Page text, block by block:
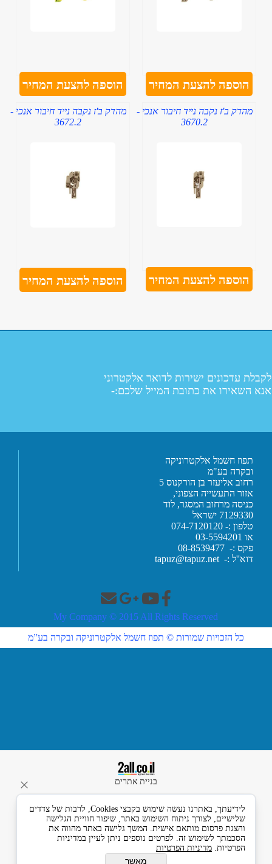
הוספה להצעת המחיר הוספה להצעת המחיר
מהדק ב'ז נקבה נייד חיבור אנכי -
3670.2
הוספה להצעת המחיר
מהדק ב'ז נקבה נייד חיבור אנכי -
3672.2
הוספה להצעת המחיר
לקבלת עדכונים ישירות לדואר אלקטרוני
אנא השאירו את כתובת המייל שלכם:-
תפוז חשמל אלקטרוניקה
ובקרה בע"מ
רחוב אליעזר בן הורקנוס 5
אזור התעשייה הצפוני,
כניסה מרחוב המסגר, לוד
7129330 ישראל
לידיעתך, באתרנו נעשה שימוש בקבצי Cookies, לרבות של צדדים
שלישיים, לצורך ניתוח השימוש באתר, שיפור חוויית הגלישה
והצגת פרסום מותאם אישית. המשך גלישה באתר מהווה את
הסכמתך לשימוש זה. לפרטים נוספים ניתן לעיין במדיניות
הפרטיות. מדיניות הפרטיות
מאשר